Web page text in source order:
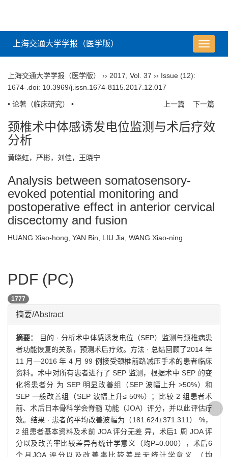
导
航
上海交通大学学报（医学版）
上海交通大学学报（医学版） ›› 2017 Vol. 37 ›› Issue (12):
1674-. doi: 10.3969/j.issn.1674-8115.2017.12.017
• 论著（临床研究） • 上一篇 下一篇
颈椎术中体感诱发电位监测与术后疗效
分析
黄晓虹，严彬，刘佳，王晓宁
Analysis between somatosensory-
evoked potential monitoring and
postoperative effect in anterior cervical
discectomy and fusion
HUANG Xiao-hong, YAN Bin, LIU Jia, WANG Xiao-ning
PDF (PC)
1777
摘要/Abstract
摘要：
目的 · 分析术中体感诱发电位（SEP）监测与颈椎病患
者功能恢复的关系，预测术后疗效。方法 · 总结回顾了2014 年
11 月—2016 年 4 月 99 例接受颈椎前路减压手术的患者临床
资料。术中对所有患者进行了 SEP 监测，根据术中 SEP 的变
化将患者分 为 SEP 明显改善组（SEP 波幅上升 >50%）和
SEP 一般改善组（SEP 波幅上升≤ 50%）；比较 2 组患者术
前、术后日本骨科学会脊髓 功能（JOA）评分，并以此评估疗
效。结果 · 患者的平均改善波幅为（181.624±371.311） %，
2 组患者基本资料及术前 JOA 评分无差 异，术后1 周 JOA 评
分以及改善率比较差异有统计学意义（均P=0.000），术后6
个月JOA 评分以及改善率比较差异无统计学意义 （均